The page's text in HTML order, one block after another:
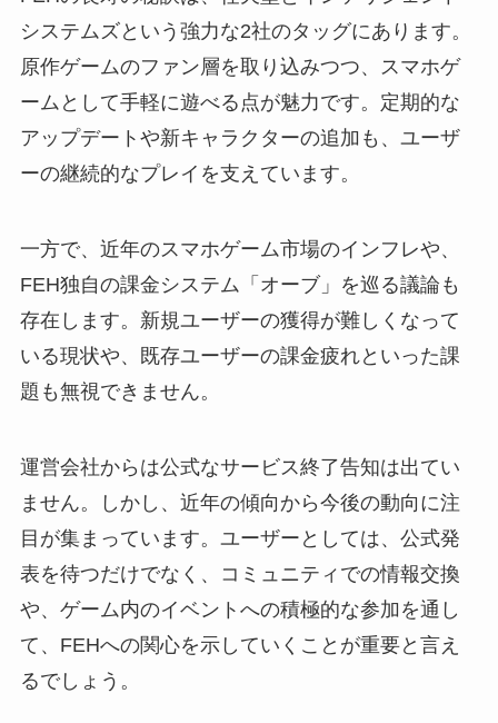
システムズという強力な2社のタッグにあります。
原作ゲームのファン層を取り込みつつ、スマホゲ
ームとして手軽に遊べる点が魅力です。定期的な
アップデートや新キャラクターの追加も、ユーザ
ーの継続的なプレイを支えています。
一方で、近年のスマホゲーム市場のインフレや、
FEH独自の課金システム「オーブ」を巡る議論も
存在します。新規ユーザーの獲得が難しくなって
いる現状や、既存ユーザーの課金疲れといった課
題も無視できません。
運営会社からは公式なサービス終了告知は出てい
ません。しかし、近年の傾向から今後の動向に注
目が集まっています。ユーザーとしては、公式発
表を待つだけでなく、コミュニティでの情報交換
や、ゲーム内のイベントへの積極的な参加を通し
て、FEHへの関心を示していくことが重要と言え
るでしょう。